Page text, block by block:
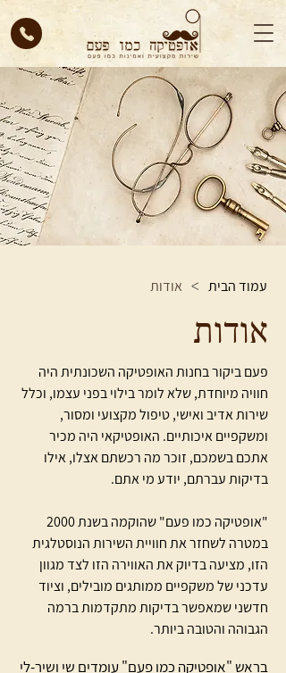
עמוד הבית > אודות
אודות
פעם ביקור בחנות האופטיקה השכונתית היה
חוויה מיוחדת, שלא לומר בילוי בפני עצמו, וכלל
שירות אדיב ואישי, טיפול מקצועי ומסור,
ומשקפיים איכותיים. האופטיקאי היה מכיר
אתכם בשמכם, זוכר מה רכשתם אצלו, אילו
בדיקות עברתם, יודע מי אתם.
"אופטיקה כמו פעם" שהוקמה בשנת 2000
במטרה לשחזר את חוויית השירות הנוסטלגית
הזו, מציעה בדיוק את האווירה הזו לצד מגוון
עדכני של משקפיים ממותגים מובילים, וציוד
חדשני שמאפשר בדיקות מתקדמות ברמה
הגבוהה והטובה ביותר.
בראש "אופטיקה כמו פעם" עומדים שי ושיר-לי